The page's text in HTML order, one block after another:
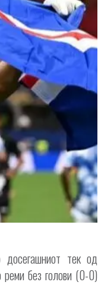
досегашниот тек од
реми без голови (0-0)